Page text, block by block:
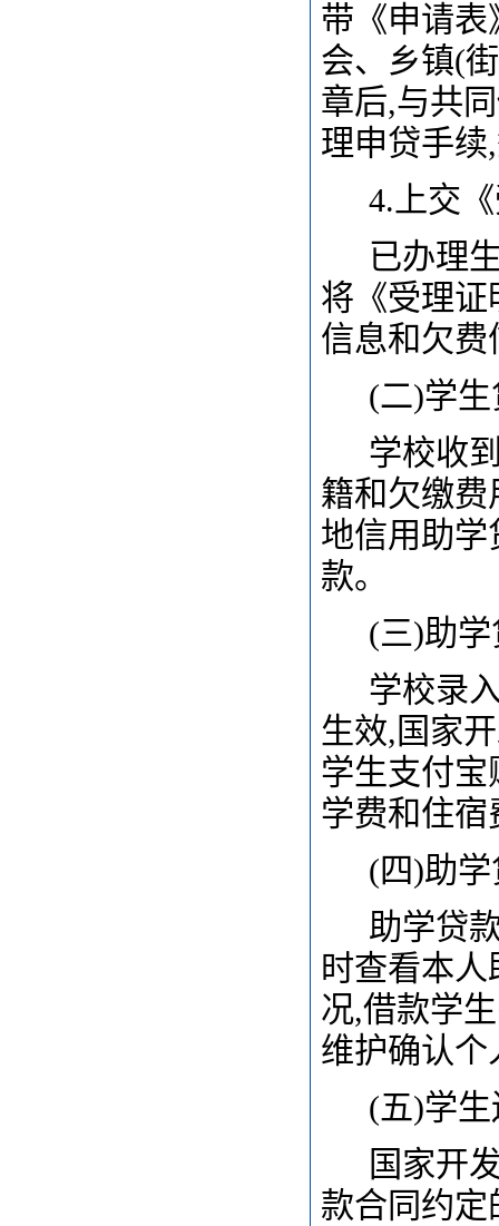
带《申请
会、乡镇(
章后,与共
理申贷手
4.上交
已办理
将《受理
信息和欠费
(二)学
学校收
籍和欠缴费
地信用助
款。
(三)助
学校录
生效,国家
学生支付
学费和住
(四)助
助学贷
时查看本
况,借款学
维护确认个
(五)学
国家开
款合同约